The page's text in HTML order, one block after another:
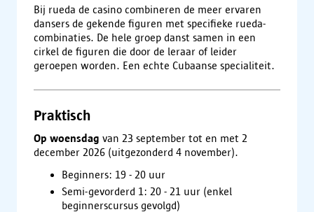
Bij rueda de casino combineren de meer ervaren
dansers de gekende figuren met specifieke rueda-
combinaties. De hele groep danst samen in een
cirkel de figuren die door de leraar of leider
geroepen worden. Een echte Cubaanse specialiteit.
Praktisch
Op woensdag van 23 september tot en met 2
december 2026 (uitgezonderd 4 november).
Beginners: 19 - 20 uur
Semi-gevorderd 1: 20 - 21 uur (enkel
beginnerscursus gevolgd)